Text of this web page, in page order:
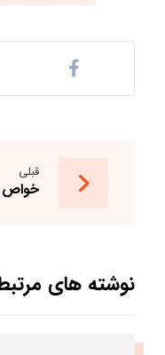
قبلی
خواص
نوشته های